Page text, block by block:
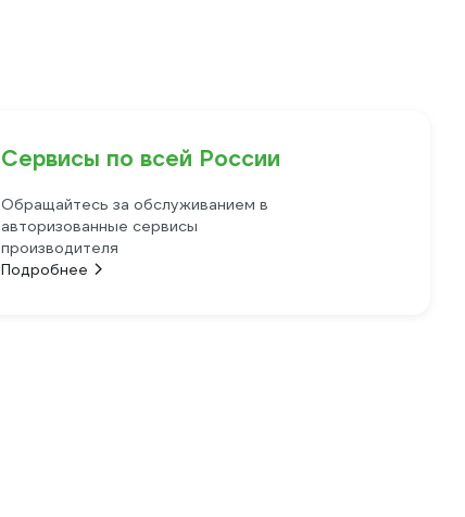
Сервисы по всей России
Обращайтесь за обслуживанием в
авторизованные сервисы
производителя
Подробнее